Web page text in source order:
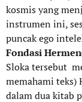
kosmis yang
instrumen ini,
puncak ego
Fondasi
Sloka tersebut
memahami teks)
dalam dua kitab